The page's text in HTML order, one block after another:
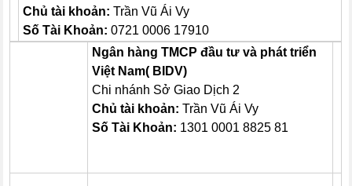
Chủ tài khoản: Trần Vũ Ái Vy
Số Tài Khoản: 0721 0006 17910
Ngân hàng TMCP đầu tư và phát triển
Việt Nam( BIDV)
Chi nhánh Sở Giao Dịch 2
Chủ tài khoản: Trần Vũ Ái Vy
Số Tài Khoản: 1301 0001 8825 81